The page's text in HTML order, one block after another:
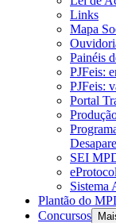
Links
Mapa
Painéis
PJFeis:
PJFeis:
Portal
SEI
Sistema
Plantão do
Concursos